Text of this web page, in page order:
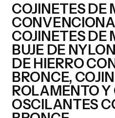
COJINETES DE
COJINETES DE
BUJE DE
DE HIERRO
BRONCE,
ROLAMENTO Y
OSCILANTES